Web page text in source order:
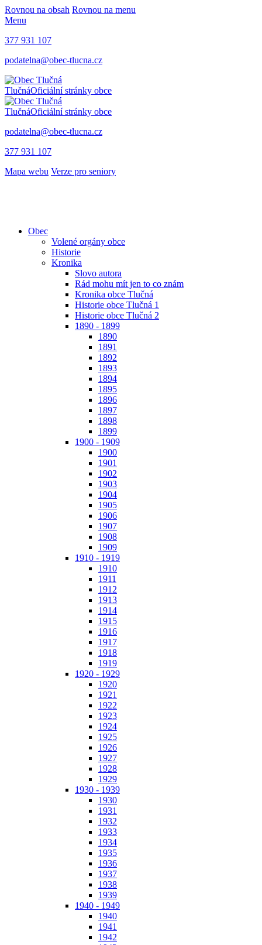
Rovnou na obsah Rovnou na menu
Menu
377 931 107
podatelna@obec-tlucna.cz
TlučnáOficiální stránky obce
TlučnáOficiální stránky obce
podatelna@obec-tlucna.cz
377 931 107
Mapa webu Verze pro seniory
Obec
Volené orgány obce
Historie
Kronika
Slovo autora
Rád mohu mít jen to co znám
Kronika obce Tlučná
Historie obce Tlučná 1
Historie obce Tlučná 2
1890 - 1899
1890
1891
1892
1893
1894
1895
1896
1897
1898
1899
1900 - 1909
1900
1901
1902
1903
1904
1905
1906
1907
1908
1909
1910 - 1919
1910
1911
1912
1913
1914
1915
1916
1917
1918
1919
1920 - 1929
1920
1921
1922
1923
1924
1925
1926
1927
1928
1929
1930 - 1939
1930
1931
1932
1933
1934
1935
1936
1937
1938
1939
1940 - 1949
1940
1941
1942